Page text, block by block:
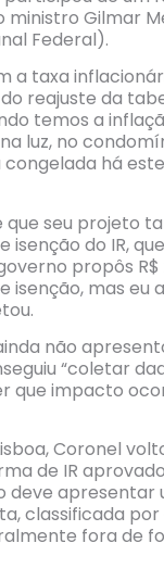
Gilmar
Federal).
a taxa
reajuste da
temos a
luz, no
congelada há
que seu projeto
isenção do IR,
propôs
isenção, mas eu
não
“coletar
que impacto
Coronel
de IR
deve apresentar
classificada por
fora de